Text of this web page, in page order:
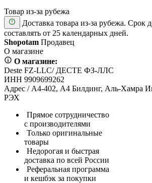
Товар из-за рубежа
Доставка товара из-за рубежа. Срок
составлять от 25 календарных дней.
Shopotam Продавец
О магазине
О магазине:
Deste FZ-LLC/ ДЕСТЕ ФЗ-ЛЛС
ИНН 9909699262
Адрес / А4-402, А4 Билдинг, Аль-Хамра
РЭХ
Прямое сотрудничество
с производителями
Только оригинальные
товары
Недорогая и быстрая
доставка по всей России
Реферальная программа
и кешбэк за покупки